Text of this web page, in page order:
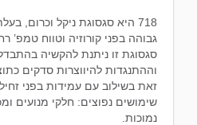
718 היא סגסוגת ניקל וכרום,
סגסוגת זו ניתנת להקשיה
וההתנגדות להיווצרות סדקים
זאת בשילוב עם עמידות בפני
שימושים נפוצים: חלקי מנועים
נמוכות.